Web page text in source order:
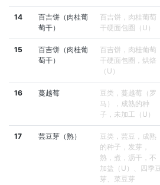
14
百吉饼（肉桂葡
萄干）
百吉饼，肉桂葡萄
干硬面包圈（U）
15
百吉饼（肉桂葡
萄干）
百吉饼，肉桂葡萄
干硬面包圈，烘焙
（U）
16 蔓越莓
豆类，蔓越莓（罗
马），成熟的种
子，未加工（U）
17 芸豆芽（熟）
豆类，芸豆，成熟
的种子，发芽，
熟，煮，沥干，不
加盐（U）、四季豆
芽、菜豆芽